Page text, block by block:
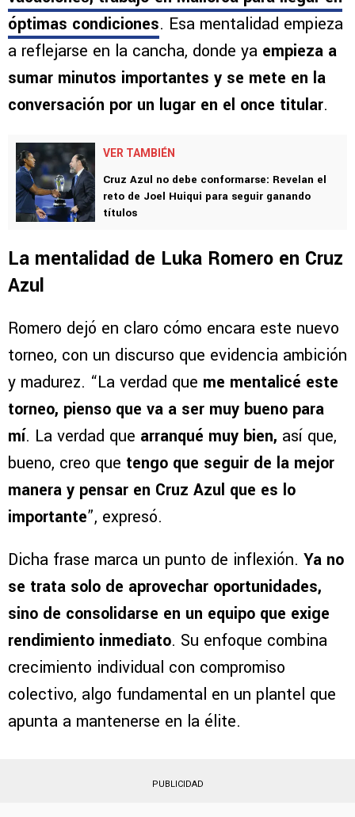
pretemporada, sino que también dejó señales
claras de su enfoque. Inclusodurante sus
vacaciones, trabajó en Mallorca para llegar en
óptimas condiciones . Esa mentalidad empieza
sumar minutos importantes y se mete en la
conversación por un lugar en el once titular.
Cruz Azul no debe conformarse: Revelan el
reto de Joel Huiqui para seguir ganando
La mentalidad de Luka Romero en Cruz
Azul
Romero dejó en claro cómo encara este nuevo
torneo, con un discurso que evidencia ambición
y madurez. “La verdad que me mentalicé este
torneo, pienso que va a ser muy bueno para
mí. La verdad quearranqué muy bien,
manera y pensar en Cruz Azul que es lo
importante”, expresó.
Dicha frase marca un punto de inflexión.Ya no
se trata solo de aprovechar oportunidades,
sino de consolidarse en un equipo que exige
rendimiento inmediato. Su enfoque combina
apunta a mantenerse en la élite.